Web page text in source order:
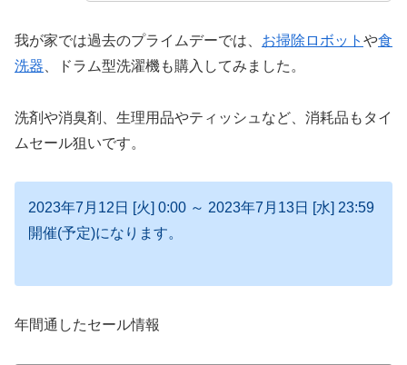
我が家では過去のプライムデーでは、 お掃除ロボット や食
洗器 、ドラム型洗濯機も購入してみました。
洗剤や消臭剤、生理用品やティッシュなど、消耗品もタイ
ムセール狙いです。
2023年7月12日 [火] 0:00 ～ 2023年7月13日 [水] 23:59
開催(予定)になります。
年間通したセール情報